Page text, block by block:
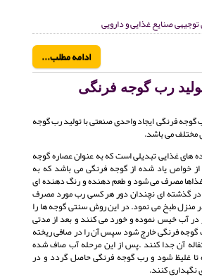
صنایع غذایی و دارویی
ادامه مطلب...
رب گوجه فرنگی
فرنگی ایجاد واحدی صنعتی با تولید رب گوجه
مختلف می باشد.
های غذایی تبدیلی است که به عنوان عصاره گوجه
خواص یاد شده از گوجه فرنگی می باشد که به
مصرف می شود و طعم دهنده و رنگ دهنده ای
گذشته ای نچندان دور هر کسی رب مورد مصرف
طبخ می نمود. در این روش سنتی گوجه ها را
آب خیس نموده و خورد می کنند و بعد از مدتی
گوجه فرنگی خارج شود سپس آن را در صافی ریخته
آن جدا کنند .پس از این مرحله آب صاف شده
تا غلیظ شود و رب گوجه فرنگی حاصل گردد و در
کنند.